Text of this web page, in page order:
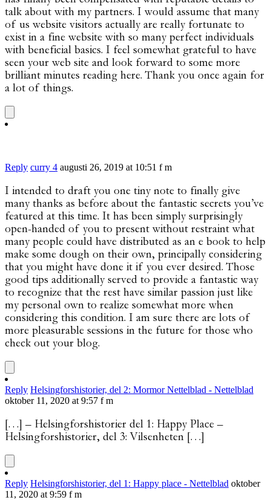
talk about with my partners. I would assume that many
of us website visitors actually are really fortunate to
exist in a fine website with so many perfect individuals
with beneficial basics. I feel somewhat grateful to have
seen your web site and look forward to some more
brilliant minutes reading here. Thank you once again for
a lot of things.
Reply curry 4 augusti 26, 2019 at 10:51 f m
I intended to draft you one tiny note to finally give
many thanks as before about the fantastic secrets you’ve
featured at this time. It has been simply surprisingly
open-handed of you to present without restraint what
many people could have distributed as an e book to help
make some dough on their own, principally considering
that you might have done it if you ever desired. Those
good tips additionally served to provide a fantastic way
to recognize that the rest have similar passion just like
my personal own to realize somewhat more when
considering this condition. I am sure there are lots of
more pleasurable sessions in the future for those who
check out your blog.
Reply Helsingforshistorier, del 2: Mormor Nettelblad - Nettelblad
oktober 11, 2020 at 9:57 f m
[…] – Helsingforshistorier del 1: Happy Place –
Helsingforshistorier, del 3: Vilsenheten […]
Reply Helsingforshistorier, del 1: Happy place - Nettelblad oktober
11, 2020 at 9:59 f m